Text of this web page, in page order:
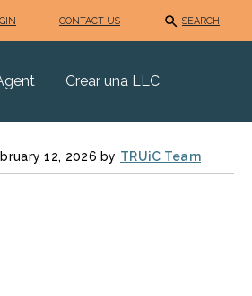
CONTACT US SEARCH
Crear una LLC
12, 2026 by TRUiC Team